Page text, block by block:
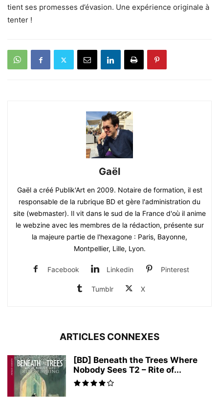
tient ses promesses d’évasion. Une expérience originale à
tenter !
Gaël
Gaël a créé Publik'Art en 2009. Notaire de formation, il est
responsable de la rubrique BD et gère l'administration du
site (webmaster). Il vit dans le sud de la France d'où il anime
le webzine avec les membres de la rédaction, présente sur
la majeure partie de l'hexagone : Paris, Bayonne,
Montpellier, Lille, Lyon.
Facebook Linkedin Pinterest
Tumblr X
ARTICLES CONNEXES
[BD] Beneath the Trees Where
Nobody Sees T2 – Rite of...